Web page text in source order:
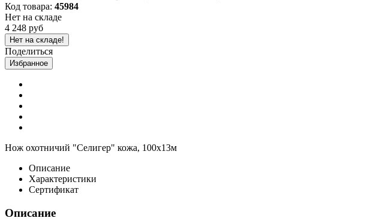
Код товара: 45984
Нет на складе
4 248 руб
Нет на складе!
Поделиться
Избранное
Нож охотничий "Селигер" кожа, 100х13м
Описание
Характеристики
Сертификат
Описание